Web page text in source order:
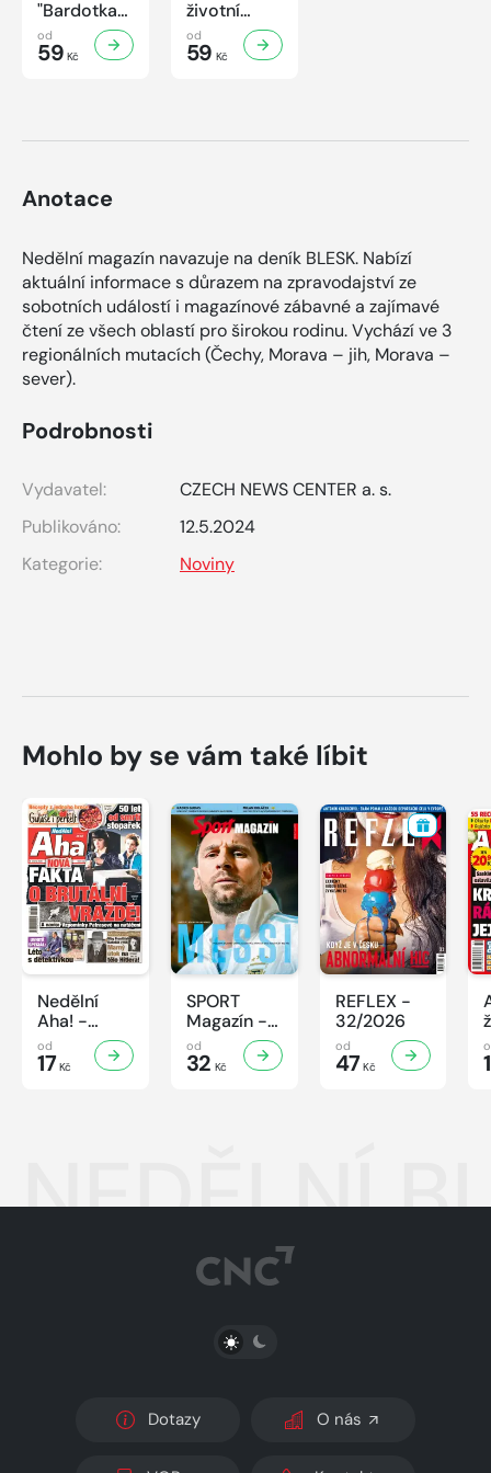
"Bardotka"
Jana
Brejchová
Mezi slávou
od
59 Kč
životní
příběh
sympaťáka
českého
od
59 Kč
Anotace
Nedělní magazín navazuje na deník BLESK. Nabízí
aktuální informace s důrazem na zpravodajství ze
sobotních událostí i magazínové zábavné a zajímavé
čtení ze všech oblastí pro širokou rodinu. Vychází ve 3
regionálních mutacích (Čechy, Morava – jih, Morava –
sever).
Podrobnosti
Vydavatel:
CZECH NEWS CENTER a. s.
Publikováno:
12.5.2024
Kategorie:
Noviny
Mohlo by se vám také líbit
Nedělní
Aha! -
32/2026
od
17 Kč
SPORT
Magazín -
32/2026
od
32 Kč
REFLEX -
32/2026
od
47Kč
NEDĚLNÍ
PŘEPNOUT SVĚTLÝ/TMAVÝ REŽIM
Dotazy O nás